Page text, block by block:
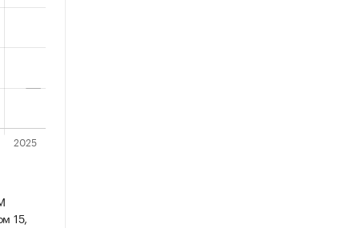
15,